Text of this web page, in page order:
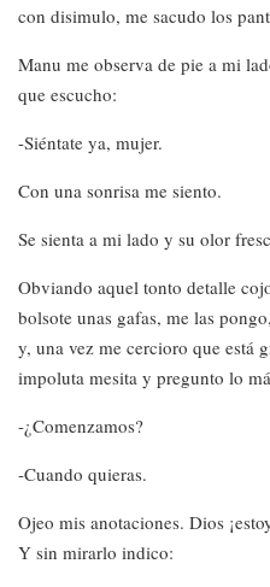
con disimulo, me sacudo los
Manu me observa de pie a mi
que escucho:
-Siéntate ya, mujer.
Con una sonrisa me siento.
Se sienta a mi lado y su olor
Obviando aquel tonto detalle
bolsote unas gafas, me las
y, una vez me cercioro que está
impoluta mesita y pregunto lo
-¿Comenzamos?
-Cuando quieras.
Ojeo mis anotaciones. Dios
Y sin mirarlo indico: